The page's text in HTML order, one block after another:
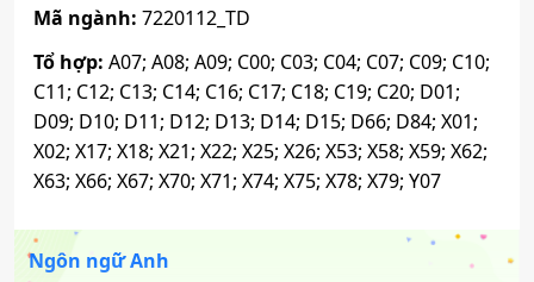
Tổ hợp:
D01; D09; D10; D11; D12; D13; D14; D15;
D66; D84; X25; X26; X78; X79
Ngôn ngữ Anh (CTĐT định hướng giảng dạy)
Tổ hợp:D01; D09; D10; D11; D12; D13; D14; D15;
Mã ngành: 7220112_TD
Tổ hợp: A07; A08; A09; C00; C03; C04; C07; C09; C10;
C11; C12; C13; C14; C16; C17; C18; C19; C20; D01;
D09; D10; D11; D12; D13; D14; D15; D66; D84; X01;
X02; X17; X18; X21; X22; X25; X26; X53; X58; X59; X62;
X63; X66; X67; X70; X71; X74; X75; X78; X79; Y07
Ngôn ngữ Anh